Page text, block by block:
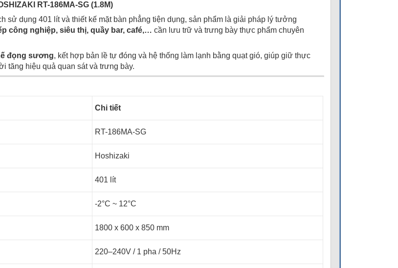
RT-186MA-SG (1.8M)
sử dụng 401 lít và thiết kế mặt bàn phẳng tiện dụng, sản phẩm là giải pháp lý tưởng
công nghiệp, siêu thị, quầy bar, café,… cần lưu trữ và trưng bày thực phẩm chuyên
đọng sương, kết hợp bản lề tự đóng và hệ thống làm lạnh bằng quạt gió, giúp giữ thực
tăng hiệu quả quan sát và trưng bày.
Chi tiết
RT-186MA-SG
Hoshizaki
401 lít
-2°C ~ 12°C
1800 x 600 x 850 mm
220–240V / 1 pha / 50Hz